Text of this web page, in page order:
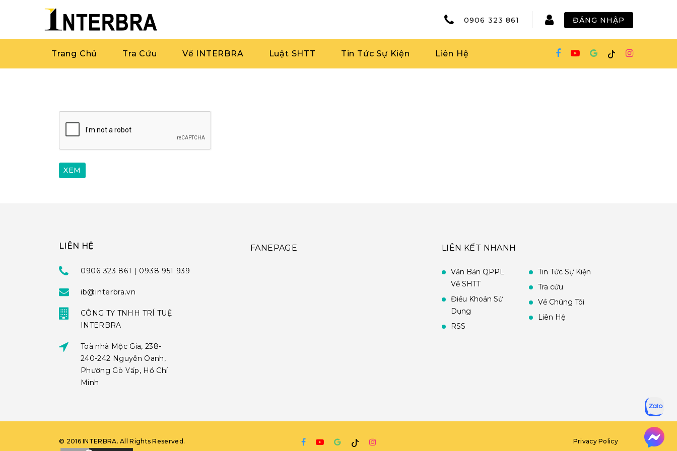
0906 323 861 ĐĂNG NHẬP
Trang Chủ Tra Cứu Về INTERBRA Luật SHTT Tin Tức Sự Kiện Liên Hệ
LIÊN HỆ
0906 323 861 | 0938 951 939
ib@interbra.vn
CÔNG TY TNHH TRÍ TUỆ
INTERBRA
Toà nhà Mộc Gia, 238-
240-242 Nguyễn Oanh,
Phường Gò Vấp, Hồ Chí
Minh
FANEPAGE LIÊN KẾT NHANH
Văn Bản QPPL
Về SHTT
Điều Khoản Sử
Dụng
RSS
Tin Tức Sự Kiện
Tra cứu
Về Chúng Tôi
Liên Hệ
© 2016 INTERBRA. All Rights Reserved. Privacy Policy